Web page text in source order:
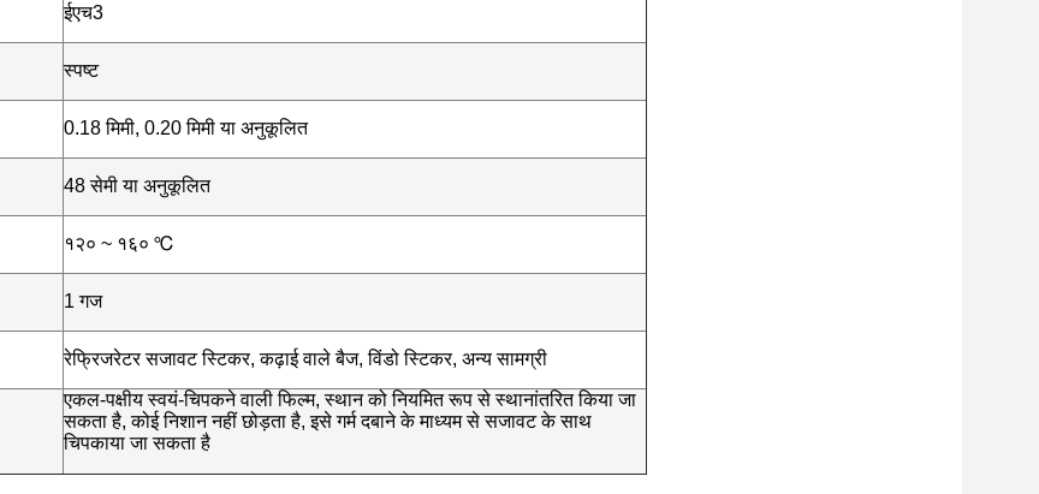
ईएच3
स्पष्ट
0.18 मिमी, 0.20 मिमी या अनुकूलित
48 सेमी या अनुकूलित
१२० ~ १६० ℃
1 गज
रेफ्रिजरेटर सजावट स्टिकर, कढ़ाई वाले बैज, विंडो स्टिकर, अन्य सामग्री
एकल-पक्षीय स्वयं-चिपकने वाली फिल्म, स्थान को नियमित रूप से स्थानांतरित किया जा
सकता है, कोई निशान नहीं छोड़ता है, इसे गर्म दबाने के माध्यम से सजावट के साथ
चिपकाया जा सकता है